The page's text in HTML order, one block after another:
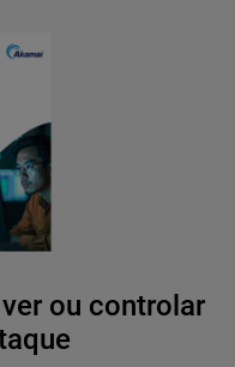
ou controlar